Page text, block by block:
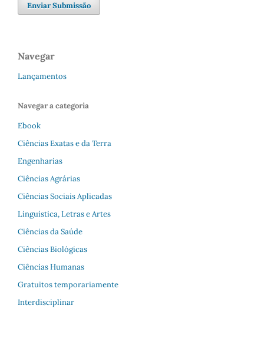
Enviar Submissão
Navegar
Lançamentos
Navegar a categoria
Ebook
Ciências Exatas e da Terra
Engenharias
Ciências Agrárias
Ciências Sociais Aplicadas
Linguística, Letras e Artes
Ciências da Saúde
Ciências Biológicas
Ciências Humanas
Gratuitos temporariamente
Interdisciplinar